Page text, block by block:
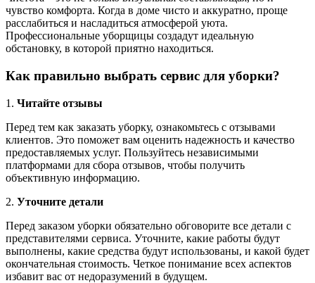
чувство комфорта. Когда в доме чисто и аккуратно, проще
расслабиться и насладиться атмосферой уюта.
Профессиональные уборщицы создадут идеальную
обстановку, в которой приятно находиться.
Как правильно выбрать сервис для уборки?
1. Читайте отзывы
Перед тем как заказать уборку, ознакомьтесь с отзывами
клиентов. Это поможет вам оценить надежность и качество
предоставляемых услуг. Пользуйтесь независимыми
платформами для сбора отзывов, чтобы получить
объективную информацию.
2. Уточните детали
Перед заказом уборки обязательно обговорите все детали с
представителями сервиса. Уточните, какие работы будут
выполнены, какие средства будут использованы, и какой будет
окончательная стоимость. Четкое понимание всех аспектов
избавит вас от недоразумений в будущем.